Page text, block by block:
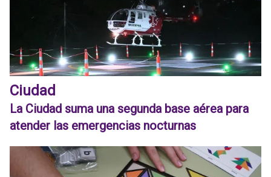
Ciudad
La Ciudad suma una segunda base aérea para
atender las emergencias nocturnas